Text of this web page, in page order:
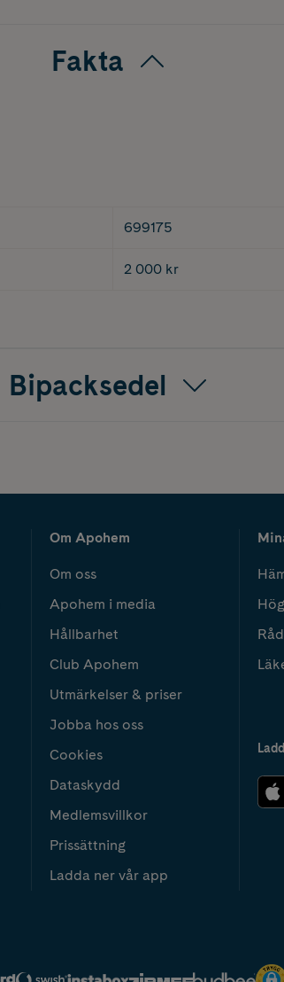
Fakta
699175
2 000 kr
Bipacksedel
Om Apohem
Om oss
Apohem i media
Hållbarhet
Club Apohem
Utmärkelser & priser
Jobba hos oss
Cookies
Dataskydd
Medlemsvillkor
Prissättning
Ladda ner vår app